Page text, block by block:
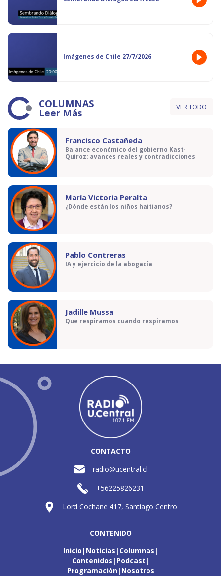
Imágenes de Chile 27/7/2026
COLUMNAS
Leer Más VER TODO
Francisco Castañeda
Balance económico del gobierno Kast-
Quiroz: avances reales y contradicciones
María Victoria Peralta
¿Dónde están los niños haitianos?
Pablo Contreras
IA y ejercicio de la abogacía
Jadille Mussa
Que respiramos cuando respiramos
CONTACTO
radio@ucentral.cl
+56225826231
Lord Cochane 417, Santiago Centro
CONTENIDO
Inicio Noticias Columnas
Contenidos Podcast
Programación Nosotros